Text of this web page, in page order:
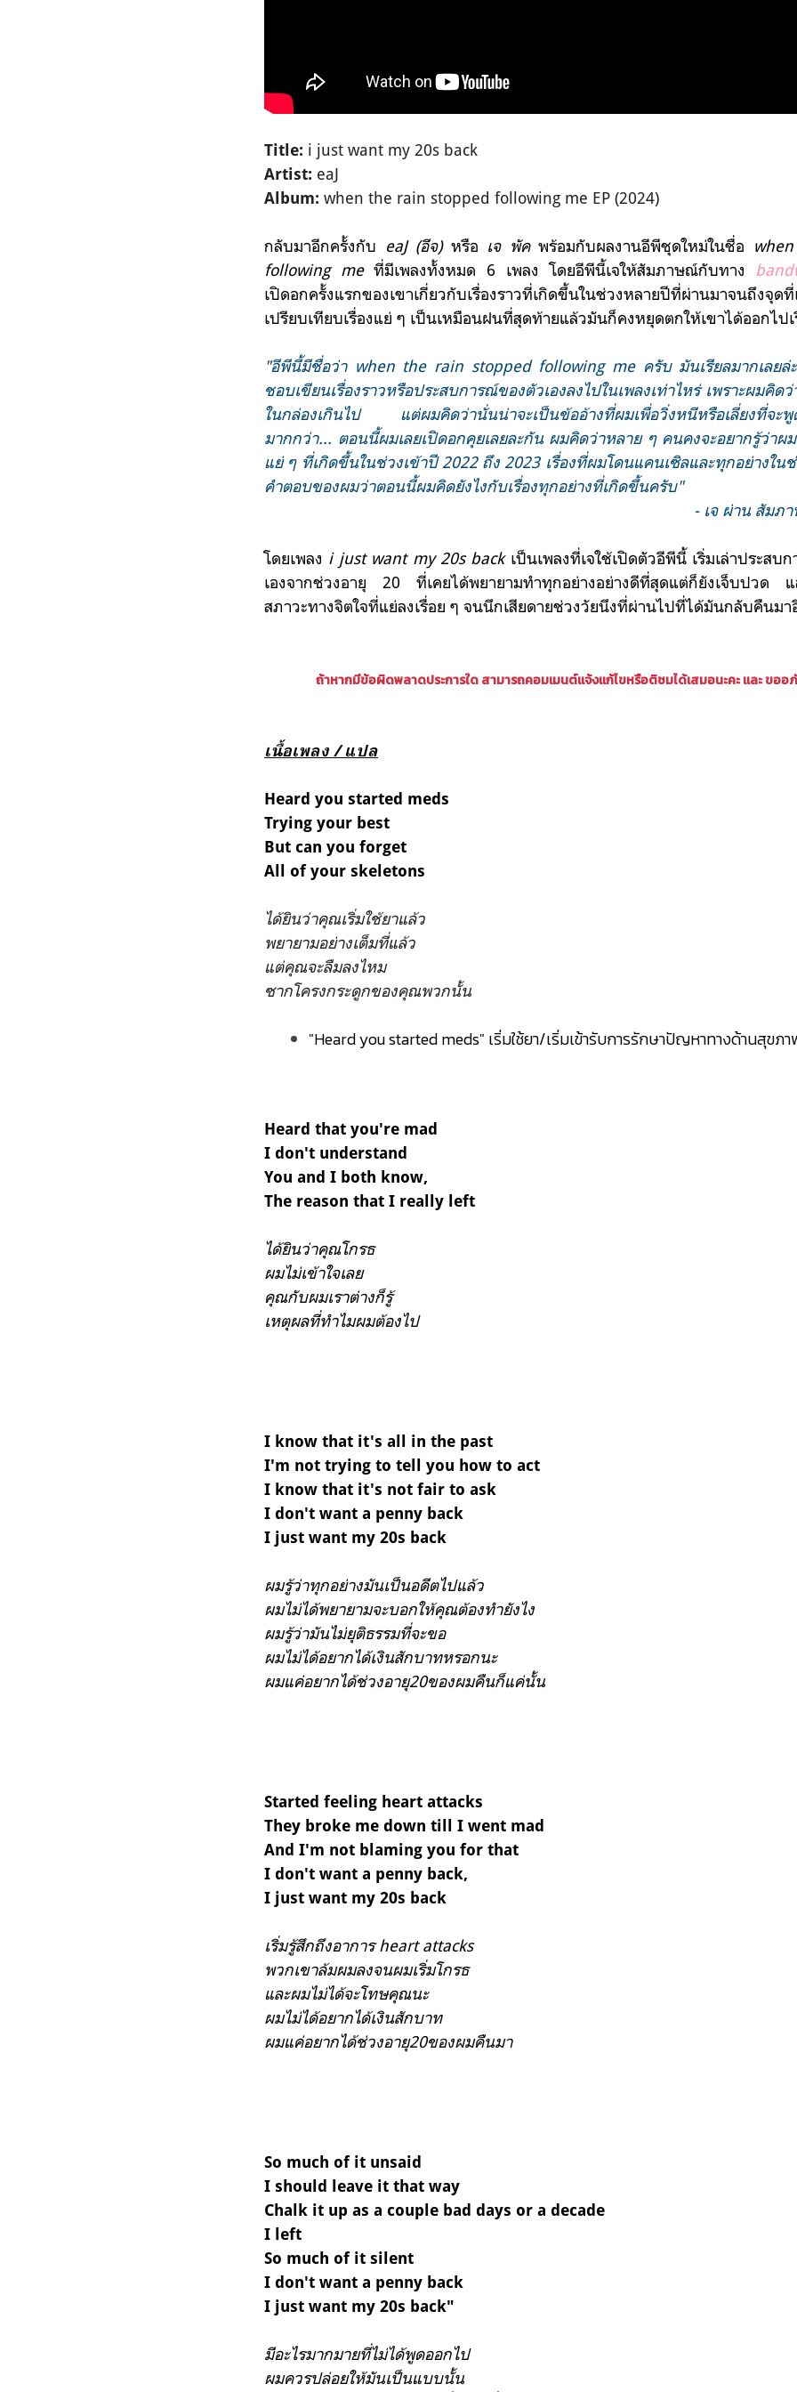
Title: i just want my 20s back
Artist: eaJ
Album: when the rain stopped following me EP (2024)
กลับมาอีกครั้งกับ eaJ (อีจ) หรือ เจ พัคพร้อมกับผลงานอีพีชุดใหม่ในชื่อ
following meที่มีเพลงทั้งหมด 6 เพลง โดยอีพีนี้เจให้สัมภาษณ์กับทาง
เปิดอกครั้งแรกของเขาเกี่ยวกับเรื่องราวที่เกิดขึ้นในช่วงหลายปีที่ผ่านมาจนถึงจุด
เปรียบเทียบเรื่องแย่ ๆ เป็นเหมือนฝนที่สุดท้ายแล้วมันก็คงหยุดตกให้เขาได้ออกไป
"อีพีนี้มีชื่อว่า when the rain stopped following me ครับ มันเรียลมากเลยล่
ชอบเขียนเรื่องราวหรือประสบการณ์ของตัวเองลงไปในเพลงเท่าไหร่ เพราะผมคิด
ในกล่องเกินไป แต่ผมคิดว่านั่นน่าจะเป็นข้ออ้างที่ผมเพื่อวิ่งหนีหรือเลี่ยงที่จะพู
มากกว่า... ตอนนี้ผมเลยเปิดอกคุยเลยละกัน ผมคิดว่าหลาย ๆ คนคงจะอยากรู้ว่าผม
แย่ ๆ ที่เกิดขึ้นในช่วงเข้าปี 2022 ถึง 2023 เรื่องที่ผมโดนแคนเซิลและทุกอย่างใ
คำตอบของผมว่าตอนนี้ผมคิดยังไงกับเรื่องทุกอย่างที่เกิดขึ้นครับ"
- เจ ผ่าน สัมภ
โดยเพลง i just want my 20s back เป็นเพลงที่เจใช้เปิดตัวอีพีนี้ เริ่มเล่าประสบ
เองจากช่วงอายุ 20 ที่เคยได้พยายามทำทุกอย่างอย่างดีที่สุดแต่ก็ยังเจ็บปวด แ
สภาวะทางจิตใจที่แย่ลงเรื่อย ๆ จนนึกเสียดายช่วงวัยนึงที่ผ่านไปที่ได้มันกลับคืนมา
ถ้าหากมีข้อผิดพลาดประการใด สามารถคอมเมนต์แจ้งแก้ไขหรือติชมได้เสมอนะคะ และ ขอ
เนื้อเพลง / แปล
Heard you started meds
Trying your best
But can you forget
All of your skeletons
ได้ยินว่าคุณเริ่มใช้ยาแล้ว
พยายามอย่างเต็มที่แล้ว
แต่คุณจะลืมลงไหม
ซากโครงกระดูกของคุณพวกนั้น
"Heard you started meds" เริ่มใช้ยา/เริ่มเข้ารับการรักษาปัญหาทางด้านสุขภ
Heard that you're mad
I don't understand
You and I both know,
The reason that I really left
ได้ยินว่าคุณโกรธ
ผมไม่เข้าใจเลย
คุณกับผมเราต่างก็รู้
เหตุผลที่ทำไมผมต้องไป
I know that it's all in the past
I'm not trying to tell you how to act
I know that it's not fair to ask
I don't want a penny back
I just want my 20s back
ผมรู้ว่าทุกอย่างมันเป็นอดีตไปแล้ว
ผมไม่ได้พยายามจะบอกให้คุณต้องทำยังไง
ผมรู้ว่ามันไม่ยุติธรรมที่จะขอ
ผมไม่ได้อยากได้เงินสักบาทหรอกนะ
ผมแค่อยากได้ช่วงอายุ20ของผมคืนก็แค่นั้น
Started feeling heart attacks
They broke me down till I went mad
And I'm not blaming you for that
I don't want a penny back,
I just want my 20s back
เริ่มรู้สึกถึงอาการ heart attacks
พวกเขาล้มผมลงจนผมเริ่มโกรธ
และผมไม่ได้จะโทษคุณนะ
ผมไม่ได้อยากได้เงินสักบาท
ผมแค่อยากได้ช่วงอายุ20ของผมคืนมา
So much of it unsaid
I should leave it that way
Chalk it up as a couple bad days or a decade
I left
So much of it silent
I don't want a penny back
I just want my 20s back"
มีอะไรมากมายที่ไม่ได้พูดออกไป
ผมควรปล่อยให้มันเป็นแบบนั้น